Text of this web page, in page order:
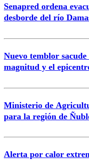
Senapred ordena
desborde del río
Nuevo temblor
magnitud y el
Ministerio de
para la región de
Alerta por calor